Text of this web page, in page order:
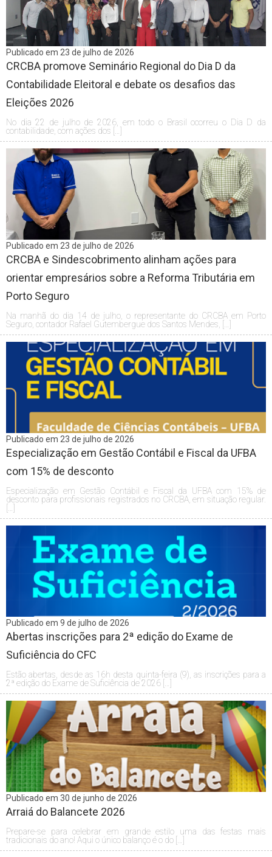
Publicado em 23 de julho de 2026
CRCBA promove Seminário Regional do Dia D da
Contabilidade Eleitoral e debate os desafios das
Eleições 2026
No dia 22 de julho de 2026, em todo o Brasil ocorreu o Dia D da
contabilidade, com ações dos […]
Publicado em 23 de julho de 2026
CRCBA e Sindescobrimento alinham ações para
orientar empresários sobre a Reforma Tributária em
Porto Seguro
Na manhã do dia 14 de julho, o representante do CRCBA em Porto
Seguro, contador Rafael Gutembergue dos Santos Mendes, […]
Publicado em 23 de julho de 2026
Especialização em Gestão Contábil e Fiscal da UFBA
com 15% de desconto
Especialização em Gestão Contábil e Fiscal da UFBA com 15% de
desconto para profissionais registrados no CRCBA, em situação regular.
[…]
Publicado em 9 de julho de 2026
Abertas inscrições para 2ª edição do Exame de
Suficiência do CFC
Estão abertas, desde as 16h desta quinta-feira (9), as inscrições para a
2ª edição do Exame de Suficiência de 2026 […]
Publicado em 30 de junho de 2026
Arraiá do Balancete 2026
Prepare-se para celebrar em grande estilo uma das festas mais
tradicionais do ano! Aqui o único balanço é o do […]